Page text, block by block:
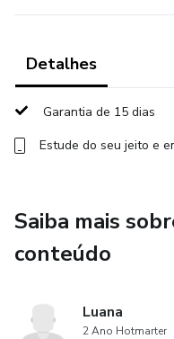
Detalhes
Garantia de 15 dias
Estude do seu jeito e
Saiba mais
conteúdo
Luana
2 Ano Hotmarter